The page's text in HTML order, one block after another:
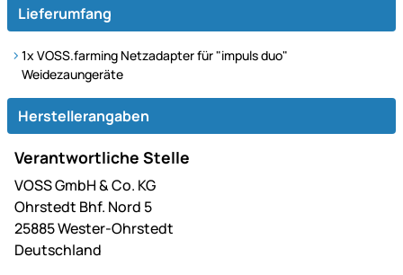
Lieferumfang
1x VOSS.farming Netzadapter für "impuls duo"
Weidezaungeräte
Herstellerangaben
Verantwortliche Stelle
VOSS GmbH & Co. KG
Ohrstedt Bhf. Nord 5
25885 Wester-Ohrstedt
Deutschland